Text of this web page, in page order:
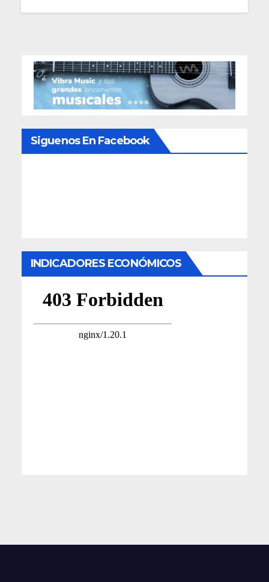
Siguenos En Facebook
INDICADORES ECONÓMICOS